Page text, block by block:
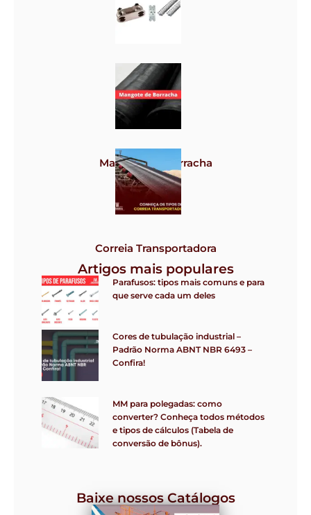
Grampos
Mangote de borracha
Correia Transportadora
Artigos mais populares
Parafusos: tipos mais comuns e para
que serve cada um deles
Cores de tubulação industrial –
Padrão Norma ABNT NBR 6493 –
Confira!
MM para polegadas: como
converter? Conheça todos métodos
e tipos de cálculos (Tabela de
conversão de bônus).
Baixe nossos Catálogos